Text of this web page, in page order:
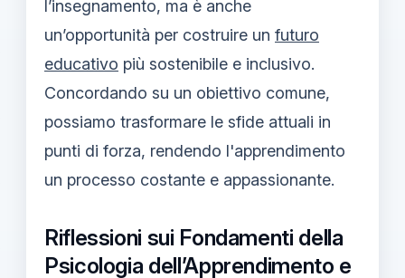
l’insegnamento, ma è anche
un’opportunità per costruire un futuro
educativo più sostenibile e inclusivo.
Concordando su un obiettivo comune,
possiamo trasformare le sfide attuali in
punti di forza, rendendo l'apprendimento
un processo costante e appassionante.
Riflessioni sui Fondamenti della
Psicologia dell’Apprendimento e